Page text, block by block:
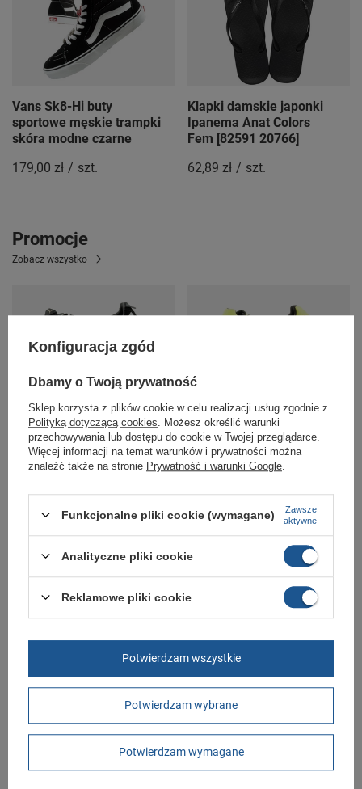
Vans Sk8-Hi buty
sportowe męskie trampki
skóra modne czarne
179,00 zł / szt.
Klapki damskie japonki
Ipanema Anat Colors
Fem [82591 20766]
62,89 zł / szt.
Promocje
Zobacz wszystko
Puma buty sportowe
męskie sneakersy Tifosi
klasyczne modne czarne
Najniższa cena produktu w
229,00 zł
-10%
Skechers Max
Cushioning buty męskie
sportowe do biegania
lekkie limonkowe
305,10 zł / szt.
Buty sportowe PUMA UP
[372605 07]
OKAZJA
Lee Cooper buty
sportowe sneakersy
męskie modne wygodne
wytrzymałe zielone
Konfiguracja zgód
Dbamy o Twoją prywatność
Sklep korzysta z plików cookie w celu realizacji usług zgodnie z
Polityką dotyczącą cookies . Możesz określić warunki
przechowywania lub dostępu do cookie w Twojej przeglądarce.
Więcej informacji na temat warunków i prywatności można
znaleźć także na stronie Prywatność i warunki Google
Funkcjonalne pliki cookie (wymagane)
Zawsze
aktywne
Analityczne pliki cookie
Reklamowe pliki cookie
Potwierdzam wybrane
Potwierdzam wymagane
Potwierdzam wszystkie